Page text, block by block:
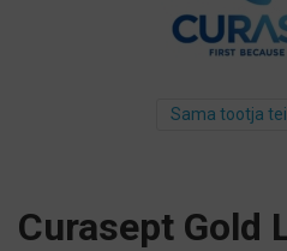
Sama tootja
Curasept Gold